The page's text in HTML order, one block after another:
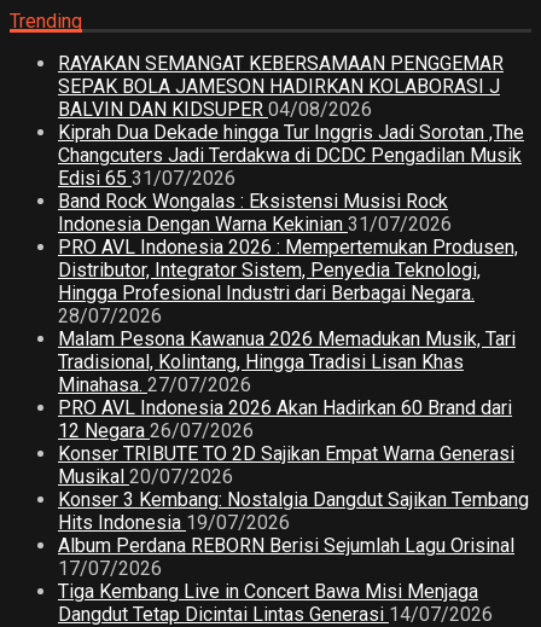
Trending
RAYAKAN SEMANGAT KEBERSAMAAN PENGGEMAR
SEPAK BOLA JAMESON HADIRKAN KOLABORASI J
BALVIN DAN KIDSUPER 04/08/2026
Kiprah Dua Dekade hingga Tur Inggris Jadi Sorotan ,The
Changcuters Jadi Terdakwa di DCDC Pengadilan Musik
Edisi 65 31/07/2026
Band Rock Wongalas : Eksistensi Musisi Rock
Indonesia Dengan Warna Kekinian 31/07/2026
PRO AVL Indonesia 2026 : Mempertemukan Produsen,
Distributor, Integrator Sistem, Penyedia Teknologi,
Hingga Profesional Industri dari Berbagai Negara.
28/07/2026
Malam Pesona Kawanua 2026 Memadukan Musik, Tari
Tradisional, Kolintang, Hingga Tradisi Lisan Khas
Minahasa. 27/07/2026
PRO AVL Indonesia 2026 Akan Hadirkan 60 Brand dari
12 Negara 26/07/2026
Konser TRIBUTE TO 2D Sajikan Empat Warna Generasi
Musikal 20/07/2026
Konser 3 Kembang: Nostalgia Dangdut Sajikan Tembang
Hits Indonesia 19/07/2026
Album Perdana REBORN Berisi Sejumlah Lagu Orisinal
17/07/2026
Tiga Kembang Live in Concert Bawa Misi Menjaga
Dangdut Tetap Dicintai Lintas Generasi 14/07/2026